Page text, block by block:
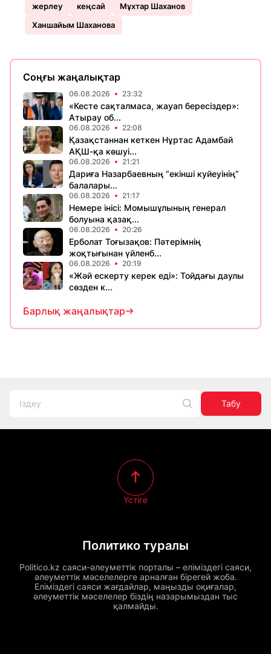
жерлеу
кеңсай
Мұхтар Шаханов
Ханшайым Шаханова
Соңғы жаңалықтар
06.08.2026 23:32
«Кесте сақталмаса, жауап бересіздер»:
Атырау об...
06.08.2026 22:08
Қазақстаннан кеткен Нұртас Адамбай
АҚШ-қа көшуі...
06.08.2026 21:21
Дариға Назарбаевның “екінші куйеуінің”
балалары...
06.08.2026 21:17
Немере інісі: Момышұлының генерал
болуына қазақ...
06.08.2026 20:26
Ерболат Тоғызақов: Пәтерімнің
жоқтығынан үйленб...
06.08.2026 20:19
«Жәй ескерту керек еді»: Тойдағы даулы
сөзден к...
Барлық жаңалықтар
Табу
Политико туралы
Politico.kz саяси-әлеуметтік порталы – еліміздегі саяси,
әлеуметтік мәселелерге арналған бірегей жоба.
Еліміздегі саяси жағдайлар, маңызды оқиғалар,
әлеуметтік мәселелер біздің назарымыздан тыс
қалмайды.
Үстіге